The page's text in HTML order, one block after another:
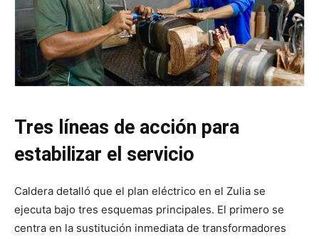
Tres líneas de acción para
estabilizar el servicio
Caldera detalló que el plan eléctrico en el Zulia se
ejecuta bajo tres esquemas principales. El primero se
centra en la sustitución inmediata de transformadores